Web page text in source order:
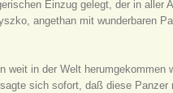
Einzug gelegt, der in aller
angethan mit wunderbaren
weit in der Welt
sich sofort, daß diese